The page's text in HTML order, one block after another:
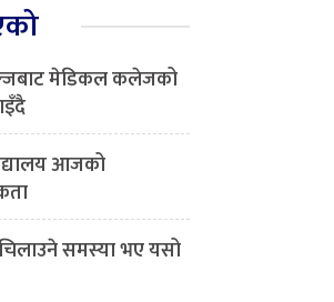
मेडिकल कलेजको
आजको
चिलाउने समस्या भए यसो